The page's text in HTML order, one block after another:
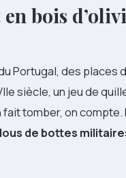
bois
Portugal, des places
siècle, un jeu de
fait tomber, on
de bottes